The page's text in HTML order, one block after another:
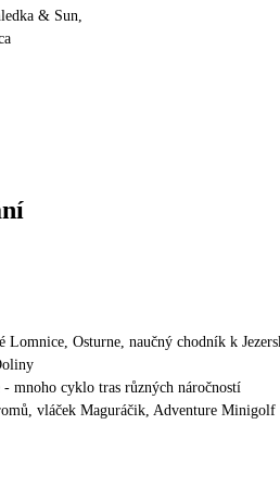
& Sun,
Lomnice, Osturne, naučný chodník k
mnoho cyklo tras různých náročností
vláček Maguráčik, Adventure Minigolf